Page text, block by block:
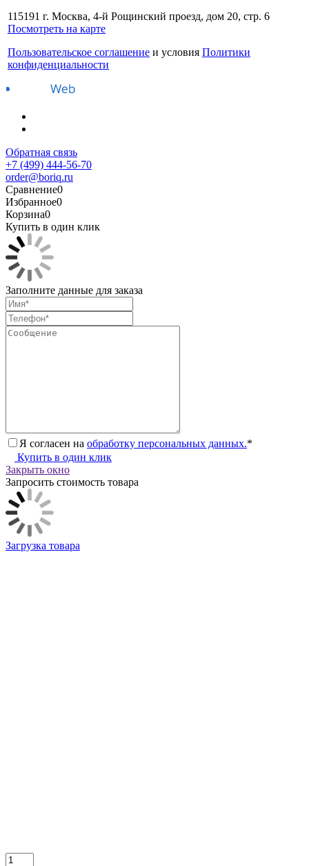
115191 г. Москва, 4-й Рощинский проезд, дом 20, стр. 6
Посмотреть на карте
Пользовательское соглашение и условия Политики
конфиденциальности
Обратная связь
+7 (499) 444-56-70
order@boriq.ru
Сравнение0
Избранное0
Корзина0
Купить в один клик
Заполните данные для заказа
Я согласен на обработку персональных данных.*
Купить в один клик
Закрыть окно
Запросить стоимость товара
Загрузка товара